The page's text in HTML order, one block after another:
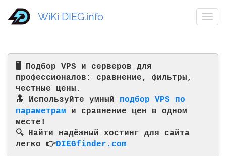
🖥️ Подбор VPS и серверов для
профессионалов: сравнение, фильтры,
честные цены.
🔝 Используйте умный подбор VPS по
параметрам и сравнение цен в одном
месте!
🔍 Найти надёжный хостинг для сайта
легко 👉DIEGfinder.com
WiKi DIEG.info